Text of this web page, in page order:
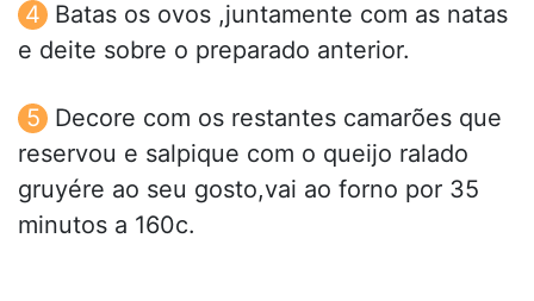
Batas os ovos ,juntamente com as natas
e deite sobre o preparado anterior.
Decore com os restantes camarões que
reservou e salpique com o queijo ralado
gruyére ao seu gosto,vai ao forno por 35
minutos a 160c.